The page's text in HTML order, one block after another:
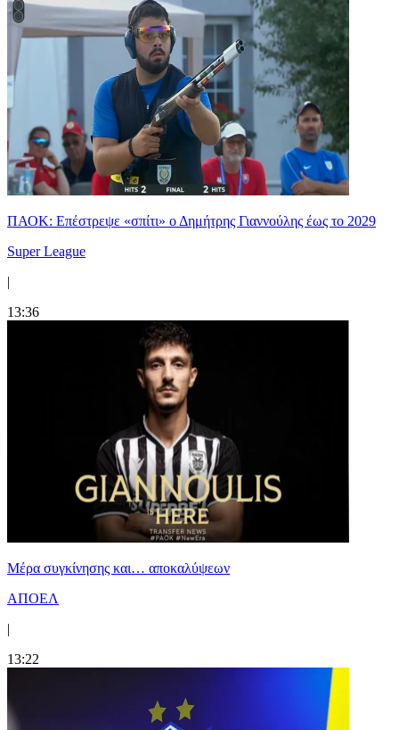
ΠΑΟΚ: Επέστρεψε «σπίτι» ο Δημήτρης Γιαννούλης έως το 2029
Super League
|
13:36
Mέρα συγκίνησης και… αποκαλύψεων
ΑΠΟΕΛ
|
13:22